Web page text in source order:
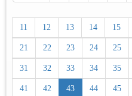
11 12 13 14 15
21 22 23 24 25
31 32 33 34 35
41 42 43 44 45